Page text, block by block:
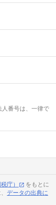
番号は、一律で
庁）
をもとに
データの出典に